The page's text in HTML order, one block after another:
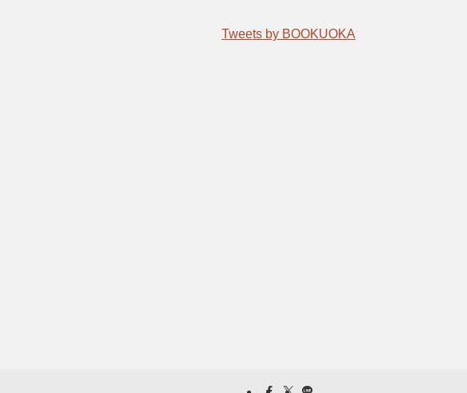
Tweets by BOOKUOKA